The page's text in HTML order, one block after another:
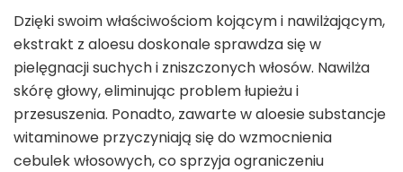
Dzięki swoim właściwościom kojącym i nawilżającym,
ekstrakt z aloesu doskonale sprawdza się w
pielęgnacji suchych i zniszczonych włosów. Nawilża
skórę głowy, eliminując problem łupieżu i
przesuszenia. Ponadto, zawarte w aloesie substancje
witaminowe przyczyniają się do wzmocnienia
cebulek włosowych, co sprzyja ograniczeniu